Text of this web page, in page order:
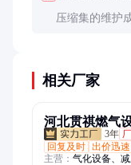
压缩集的维护
相关厂家
河北贯祺燃气
3年 厂
回复及时 出价迅速
主营： 气化设备、